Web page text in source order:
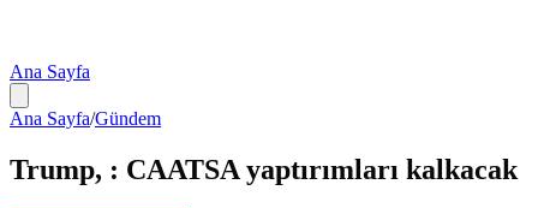
Ana Sayfa
Ana Sayfa/Gündem
Trump, : CAATSA yaptırımları kalkacak